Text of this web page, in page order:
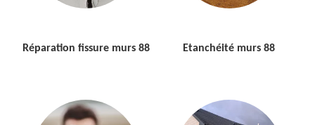
Réparation fissure murs 88 Etanchéité murs 88